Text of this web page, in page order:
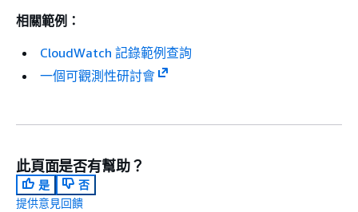
相關範例：
CloudWatch 記錄範例查詢
一個可觀測性研討會
此頁面是否有幫助？
是
否
提供意見回饋